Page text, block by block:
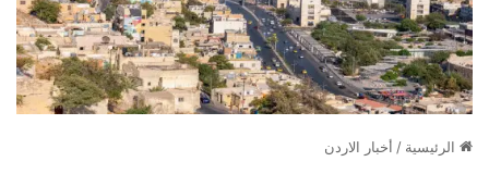
الرئيسية / أخبار الاردن